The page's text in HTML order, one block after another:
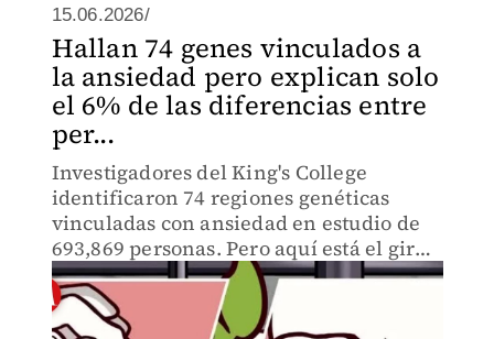
15.06.2026/
Hallan 74 genes vinculados a
la ansiedad pero explican solo
el 6% de las diferencias entre
per...
Investigadores del King's College
identificaron 74 regiones genéticas
vinculadas con ansiedad en estudio de
693,869 personas. Pero aquí está el giro:
los genes solo explican el 6% del
problema. ¿Qué determina realmente tu
ansiedad